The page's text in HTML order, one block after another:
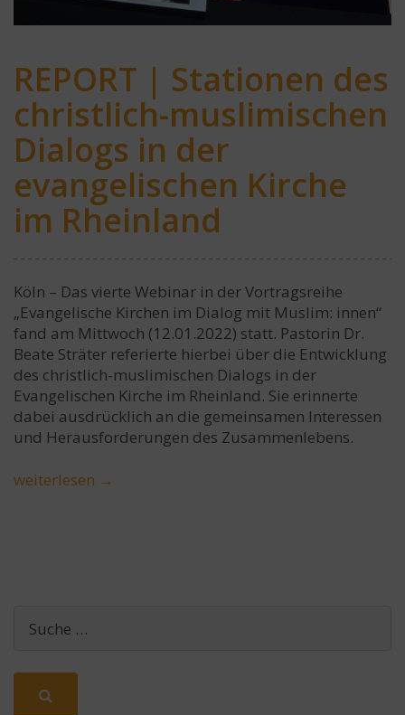
REPORT | Stationen des
christlich-muslimischen
Dialogs in der
evangelischen Kirche
im Rheinland
Köln – Das vierte Webinar in der Vortragsreihe
„Evangelische Kirchen im Dialog mit Muslim: innen“
fand am Mittwoch (12.01.2022) statt. Pastorin Dr.
Beate Sträter referierte hierbei über die Entwicklung
des christlich-muslimischen Dialogs in der
Evangelischen Kirche im Rheinland. Sie erinnerte
dabei ausdrücklich an die gemeinsamen Interessen
und Herausforderungen des Zusammenlebens.
weiterlesen →